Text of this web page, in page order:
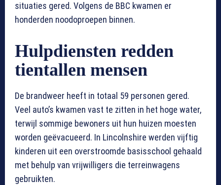
situaties gered. Volgens de BBC kwamen er
honderden noodoproepen binnen.
Hulpdiensten redden
tientallen mensen
De brandweer heeft in totaal 59 personen gered.
Veel auto’s kwamen vast te zitten in het hoge water,
terwijl sommige bewoners uit hun huizen moesten
worden geëvacueerd. In Lincolnshire werden vijftig
kinderen uit een overstroomde basisschool gehaald
met behulp van vrijwilligers die terreinwagens
gebruikten.